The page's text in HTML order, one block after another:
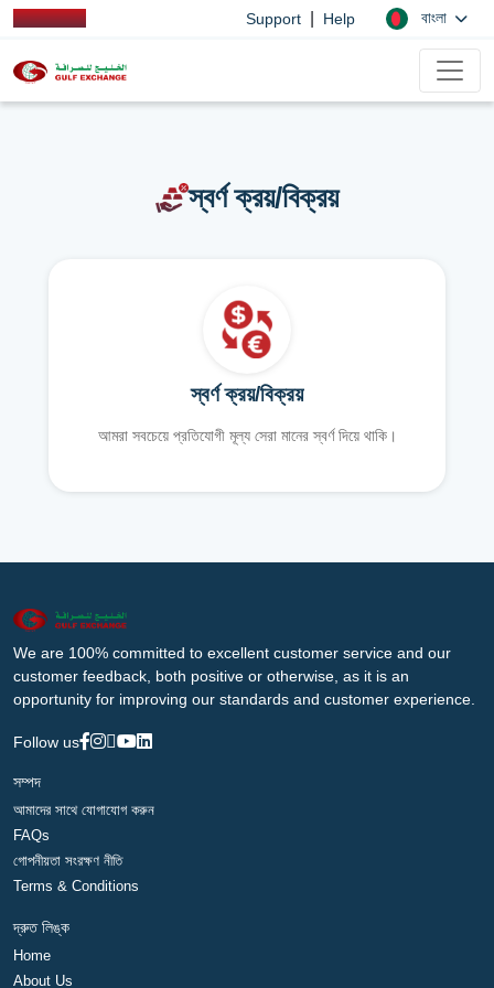
Support Help বাংলা
স্বর্ণ ক্রয়/বিক্রয়
স্বর্ণ ক্রয়/বিক্রয়
আমরা সবচেয়ে প্রতিযোগী মূল্য সেরা মানের স্বর্ণ দিয়ে থাকি।
We are 100% committed to excellent customer service and our
customer feedback, both positive or otherwise, as it is an
opportunity for improving our standards and customer experience.
Follow us
সম্পদ
আমাদের সাথে যোগাযোগ করুন
FAQs
গোপনীয়তা সংরক্ষণ নীতি
Terms & Conditions
দ্রুত লিঙ্ক
Home
About Us